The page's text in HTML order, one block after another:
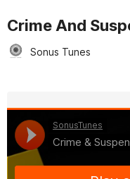
Crime And
Sonus Tunes